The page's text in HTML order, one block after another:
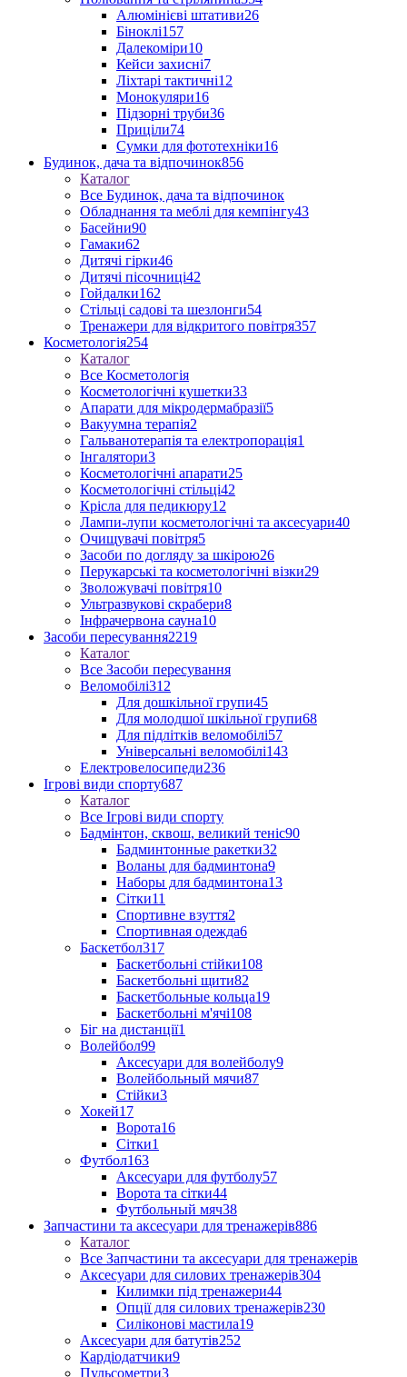
Алюмінієві штативи26
Біноклі157
Далекоміри10
Кейси захисні7
Ліхтарі тактичні12
Монокуляри16
Підзорні труби36
Приціли74
Сумки для фототехніки16
Будинок, дача та відпочинок856
Каталог
Все Будинок, дача та відпочинок
Обладнання та меблі для кемпінгу43
Басейни90
Гамаки62
Дитячі гірки46
Дитячі пісочниці42
Гойдалки162
Стільці садові та шезлонги54
Тренажери для відкритого повітря357
Косметологія254
Каталог
Все Косметологія
Косметологічні кушетки33
Апарати для мікродермабразії5
Вакуумна терапія2
Гальванотерапія та електропорація1
Інгалятори3
Косметологічні апарати25
Косметологічні стільці42
Крісла для педикюру12
Лампи-лупи косметологічні та аксесуари40
Очищувачі повітря5
Засоби по догляду за шкірою26
Перукарські та косметологічні візки29
Зволожувачі повітря10
Ультразвукові скрабери8
Інфрачервона сауна10
Засоби пересування2219
Каталог
Все Засоби пересування
Веломобілі312
Для дошкільної групи45
Для молодшої шкільної групи68
Для підлітків веломобілі57
Універсальні веломобілі143
Електровелосипеди236
Ігрові види спорту687
Каталог
Все Ігрові види спорту
Бадмінтон, сквош, великий теніс90
Бадминтонные ракетки32
Воланы для бадминтона9
Наборы для бадминтона13
Сітки11
Спортивне взуття2
Спортивная одежда6
Баскетбол317
Баскетбольні стійки108
Баскетбольні щити82
Баскетбольные кольца19
Баскетбольні м'ячі108
Біг на дистанції1
Волейбол99
Аксесуари для волейболу9
Волейбольный мячи87
Стійки3
Хокей17
Ворота16
Сітки1
Футбол163
Аксесуари для футболу57
Ворота та сітки44
Футбольный мяч38
Запчастини та аксесуари для тренажерів886
Каталог
Все Запчастини та аксесуари для тренажерів
Аксесуари для силових тренажерів304
Килимки під тренажери44
Опції для силових тренажерів230
Силіконові мастила19
Аксесуари для батутів252
Кардіодатчики9
Пульсометри3